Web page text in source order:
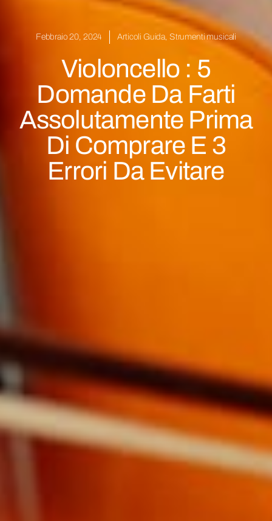
Febbraio 20, 2024 Articoli Guida, Strumenti musicali
Violoncello : 5
Domande Da Farti
Assolutamente Prima
Di Comprare E 3
Errori Da Evitare